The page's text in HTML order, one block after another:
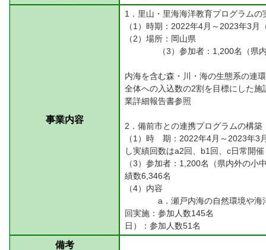
事業内容
1．里山・里海海洋教育プログラムの
（1）時期：2022年4月～2023年3月
（2）
（3）参加者：1,200名（県内
内海を含む森・川・海の生態系の連
全体への入込数の2割を目標にした
業詳細報告書参照
2．備前市との連携プログラムの構築
（1）時 期：2022
し実績回数はa2回、b1回、c
（3）参加者：1,200名
績数6,346名
（4
a．瀬戸内海の自然環境
回実施：参加人数145名
日）：参加人数51名
備考